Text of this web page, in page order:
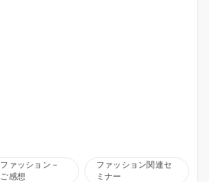
ファッション－
ご感想
ファッション関連セ
ミナー